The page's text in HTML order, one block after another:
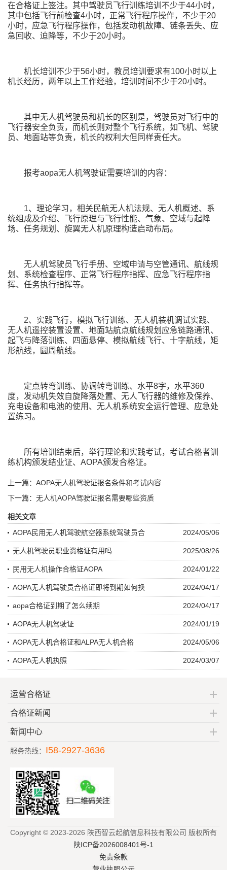
在合格证上签注。其中驾驶员飞行训练培训不少于44小时，
其中包括飞行前检查4小时，正常飞行程序操作，不少于20
小时，应急飞行程序操作，包括发动机故障、链条丢失、应
急回收、迫降等，不少于20小时。
机长培训不少于56小时，教员培训要求有100小时以上
机长经历，两年以上工作经验，培训时间不少于20小时。
其中无人机驾驶员和机长的区别是，驾驶员对飞行中的
飞行器安全负责，而机长则对整个飞行系统，如飞机、驾驶
员、地面站等负责，机长的权利大但同样责任大。
报考aopa无人机驾驶证需要培训的内容：
1、理论学习，相关民航无人机法规、无人机概述、系
统组成及介绍、飞行原理与飞行性能、气象、空域与起降
场、任务规划、旋翼无人机原理构造启动布局。
无人机驾驶员飞行手册、空域申请与空管通讯、航线规
划、系统检查程序、正常飞行程序指挥、应急飞行程序指
挥、任务执行指挥等。
2、实践飞行，模拟飞行训练、无人机装机调试实践、
无人机遥控装置设置、地面站航点航线规划应急链路通讯、
起飞与降落训练、四面悬停、模拟航线飞行、十字航线，矩
形航线，圆周航线。
定点转弯训练、协调转弯训练、水平8字，水平360
度，发动机失效自旋降落处置、无人飞行器的维修及保养、
充电设备和电池的使用、无人机系统安全运行管理、应急处
置练习。
所有培训结束后，举行理论和实践考试，考试合格者训
练机构颁发结业证、AOPA颁发合格证。
上一篇：AOPA无人机驾驶证报名条件和考试内容
下一篇：无人机AOPA驾驶证报名需要哪些资质
相关文章
2024/05/06
AOPA民用无人机驾驶航空器系统驾驶员合
2025/08/26
无人机驾驶员职业资格证有用吗
2024/01/22
民用无人机操作合格证AOPA
2024/04/17
AOPA无人机驾驶员合格证即将到期如何换
2024/04/17
aopa合格证到期了怎么续期
2024/01/19
AOPA无人机驾驶证
2024/05/06
AOPA无人机合格证和ALPA无人机合格
2024/03/07
AOPA无人机执照
运营合格证
合格证新闻
新闻中心
服务热线： I58-2927-3636
Copyright © 2023-2026 陕西智云起航信息科技有限公司 版权所有
陕ICP备2026008401号-1
免责条款